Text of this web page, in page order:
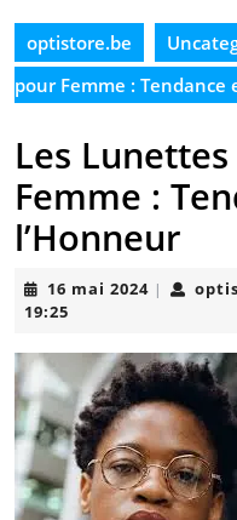
optistore.be
pour Femme : Tendance
Les
Femme :
l’Honneur
16 mai 202416|
19:25